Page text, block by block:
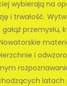
wybierają na
i trwałość.
przemysłu,
i
latach